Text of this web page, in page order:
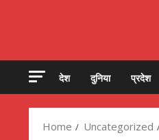
देश दुनिया प्रदेश
Home Uncategorized